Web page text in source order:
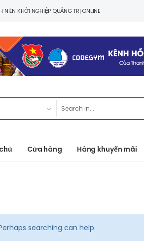
KHỞI NGHIỆP QUẢNG TRỊ ONLINE
Cửa hàng Hàng khuyến mãi
searching can help.